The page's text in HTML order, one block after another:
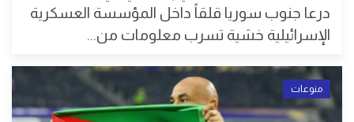
درعا جنوب سوريا قلقاً داخل المؤسسة العسكرية
الإسرائيلية خشية تسرب معلومات من...
منوعات